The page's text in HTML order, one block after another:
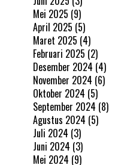
Mei 2025 (9)
April 2025 (5)
Maret 2025 (4)
Februari 2025 (2)
Desember 2024 (4)
November 2024 (6)
Oktober 2024 (5)
September 2024 (8)
Agustus 2024 (5)
Juli 2024 (3)
Juni 2024 (3)
Mei 2024 (9)